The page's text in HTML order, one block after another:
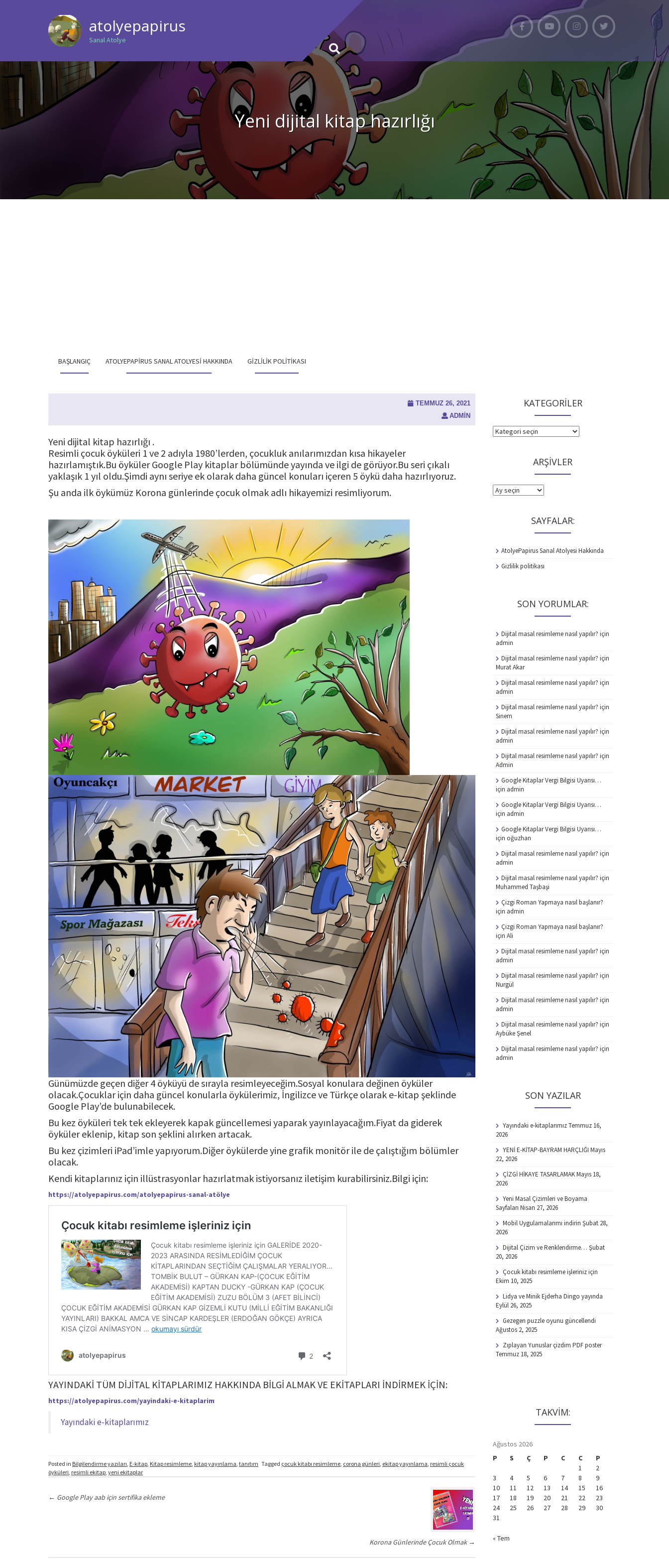
atolyepapirus
Sanal Atolye
Yeni dijital kitap hazırlığı
BAŞLANGIÇ ATOLYEPAPIRUS SANAL ATOLYESI HAKKINDA GIZLILIK POLITIKASI
TEMMUZ 26, 2021
ADMIN
Yeni dijital kitap hazırlığı .
Resimli çocuk öyküleri 1 ve 2 adıyla 1980’lerden, çocukluk anılarımızdan kısa hikayeler
hazırlamıştık.Bu öyküler Google Play kitaplar bölümünde yayında ve ilgi de görüyor.Bu seri çıkalı
yaklaşık 1 yıl oldu.Şimdi aynı seriye ek olarak daha güncel konuları içeren 5 öykü daha hazırlıyoruz.
Şu anda ilk öykümüz Korona günlerinde çocuk olmak adlı hikayemizi resimliyorum.
Günümüzde geçen diğer 4 öyküyü de sırayla resimleyeceğim.Sosyal konulara değinen öyküler
olacak.Çocuklar için daha güncel konularla öykülerimiz, İngilizce ve Türkçe olarak e-kitap şeklinde
Google Play’de bulunabilecek.
Bu kez öyküleri tek tek ekleyerek kapak güncellemesi yaparak yayınlayacağım.Fiyat da giderek
öyküler eklenip, kitap son şeklini alırken artacak.
Bu kez çizimleri iPad’imle yapıyorum.Diğer öykülerde yine grafik monitör ile de çalıştığım bölümler
olacak.
Kendi kitaplarınız için illüstrasyonlar hazırlatmak istiyorsanız iletişim kurabilirsiniz.Bilgi için:
https://atolyepapirus.com/atolyepapirus-sanal-atölye
YAYINDAKİ TÜM DİJİTAL KİTAPLARIMIZ HAKKINDA BİLGİ ALMAK VE EKİTAPLARI İNDİRMEK İÇİN:
https://atolyepapirus.com/yayindaki-e-kitaplarim
Yayındaki e-kitaplarımız
Posted in Bilgilendirme yazıları E-kitap Kitap resimleme kitap yayınlama tanıtım Tagged çocuk kitabı resimleme corona günleri ekitap yayınlama resimli çocuk
öyküleri resimli ekitap yeni ekitaplar
navigation
← Google Play aab için sertifika ekleme
Korona Günlerinde Çocuk Olmak →
KATEGORİLER
KATEGORİLER
ARŞİVLER
ARŞİVLER
SAYFALAR:
AtolyePapirus Sanal Atolyesi Hakkında
Gizlilik politikası
SON YORUMLAR:
Dijital masal resimleme nasıl yapılır? için
admin
Dijital masal resimleme nasıl yapılır? için
Murat Akar
Dijital masal resimleme nasıl yapılır? için
admin
Dijital masal resimleme nasıl yapılır? için
Sinem
Dijital masal resimleme nasıl yapılır? için
admin
Dijital masal resimleme nasıl yapılır? için
Admin
Google Kitaplar Vergi Bilgisi Uyarısı…
için admin
Google Kitaplar Vergi Bilgisi Uyarısı…
için admin
Google Kitaplar Vergi Bilgisi Uyarısı…
için oğuzhan
Dijital masal resimleme nasıl yapılır? için
admin
Dijital masal resimleme nasıl yapılır? için
Muhammed Taşbaşi
Çizgi Roman Yapmaya nasıl başlanır?
için admin
Çizgi Roman Yapmaya nasıl başlanır?
için Ali
Dijital masal resimleme nasıl yapılır? için
admin
Dijital masal resimleme nasıl yapılır? için
Nurgül
Dijital masal resimleme nasıl yapılır? için
admin
Dijital masal resimleme nasıl yapılır? için
Aybüke Şenel
Dijital masal resimleme nasıl yapılır? için
admin
SON YAZILAR
Yayındaki e-kitaplarımız Temmuz 16,
2026
YENİ E-KİTAP-BAYRAM HARÇLIĞI Mayıs
22, 2026
ÇİZGİ HİKAYE TASARLAMAK Mayıs 18,
2026
Yeni Masal Çizimleri ve Boyama
Sayfaları Nisan 27, 2026
Mobil Uygulamalarımı indirin Şubat 28,
2026
Dijital Çizim ve Renklendirme… Şubat
20, 2026
Çocuk kitabı resimleme işleriniz için
Ekim 10, 2025
Lidya ve Minik Ejderha Dingo yayında
Eylül 26, 2025
Gezegen puzzle oyunu güncellendi
Ağustos 2, 2025
Zıplayan Yunuslar çizdim PDF poster
Temmuz 18, 2025
TAKVİM:
Ağustos 2026
P
S Ç P C C
P
1
2
3
4 5 6 7 8
9
10
11 12 13 14 15
16
17
18 19 20 21 22
23
24
25 26 27 28 29
30
31
« Tem